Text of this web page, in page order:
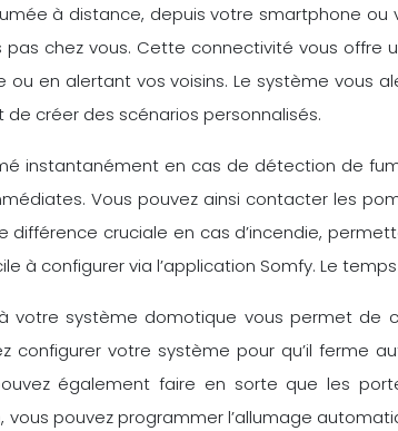
à distance, depuis votre smartphone
chez vous. Cette connectivité vous
ou en alertant vos voisins. Le système
créer des scénarios personnalisés.
instantanément en cas de détection de
Vous pouvez ainsi contacter les
cruciale en cas d’incendie,
à configurer via l’application Somfy. Le
votre système domotique vous permet
configurer votre système pour qu’il
également faire en sorte que les
pouvez programmer l’allumage